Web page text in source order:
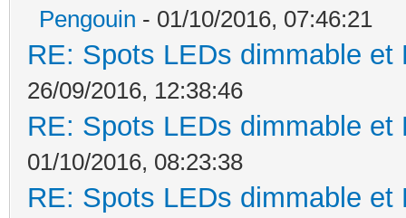
Pengouin - 01/10/2016, 07:46:21
RE: Spots LEDs dimmable
26/09/2016, 12:38:46
RE: Spots LEDs dimmable
01/10/2016, 08:23:38
RE: Spots LEDs dimmable